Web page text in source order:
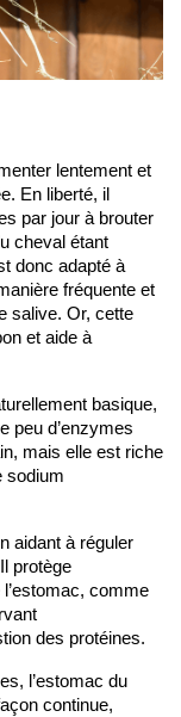
lentement et
En liberté, il
par jour à brouter
cheval étant
donc adapté à
fréquente et
salive. Or, cette
et aide à
basique,
peu d’enzymes
mais elle est riche
sodium
aidant à réguler
protège
comme
des protéines.
l’estomac du
continue,